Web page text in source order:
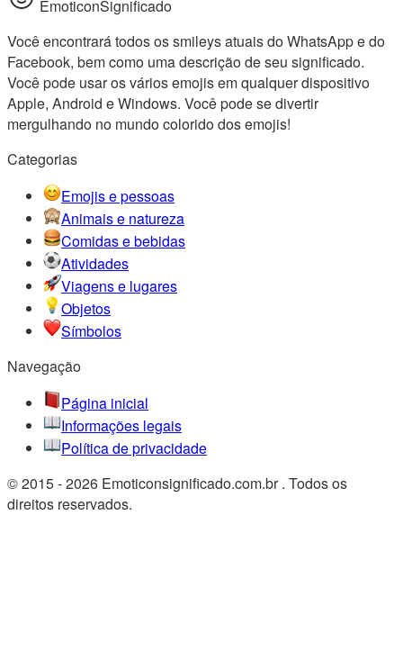
EmoticonSignificado
Você encontrará todos os smileys atuais do WhatsApp e do
Facebook, bem como uma descrição de seu significado.
Você pode usar os vários emojis em qualquer dispositivo
Apple, Android e Windows. Você pode se divertir
mergulhando no mundo colorido dos emojis!
Categorias
Emojis e pessoas
Animais e natureza
Comidas e bebidas
Atividades
Viagens e lugares
Objetos
Símbolos
Navegação
Página inicial
Informações legais
Política de privacidade
© 2015 - 2026 Emoticonsignificado.com.br . Todos os
direitos reservados.